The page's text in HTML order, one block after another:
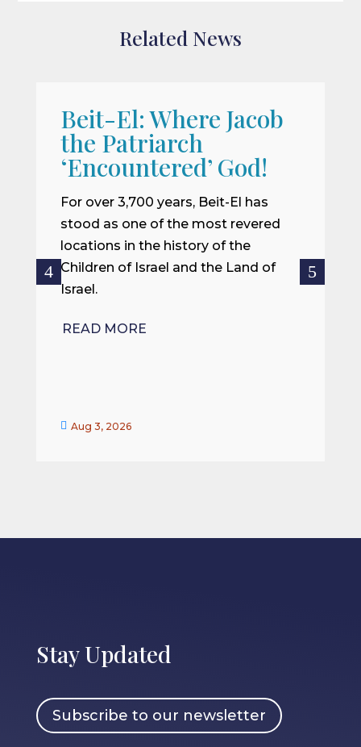
Related News
Beit-El: Where Jacob
the Patriarch
‘Encountered’ God!
For over 3,700 years, Beit-El has
stood as one of the most revered
locations in the history of the
Children of Israel and the Land of
Israel.
READ MORE
 Aug 3, 2026
Stay Updated
Subscribe to our newsletter